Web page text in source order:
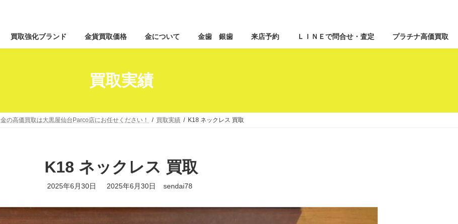
ン
テ
ツ
へ
ッ
プ
ビ
ゲ
シ
ョ
移
動
買取強化ブランド 金貨買取価格 金について 金歯 銀歯 来店予約 ＬＩＮＥで問合せ・査定 プラチナ高価買取
買取実績
金の高価買取は大黒屋仙台Parco店にお任せください！ 買取実績 K18 ネックレス 買取
K18 ネックレス 買取
2025年6月30日
最
新
2025年6月30日 sendai78